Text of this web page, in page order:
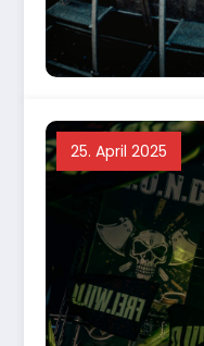
25. April 2025